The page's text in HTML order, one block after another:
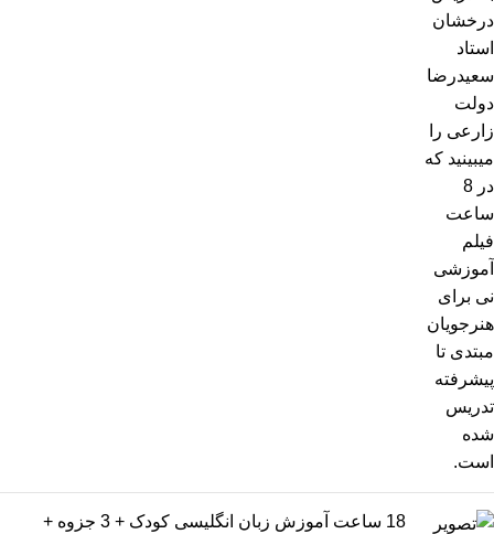
18 ساعت آموزش زبان انگلیسی کودک + 3 جزوه +